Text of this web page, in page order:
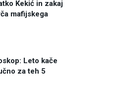
Kekić in zakaj
mafijskega
Leto kače
za teh 5